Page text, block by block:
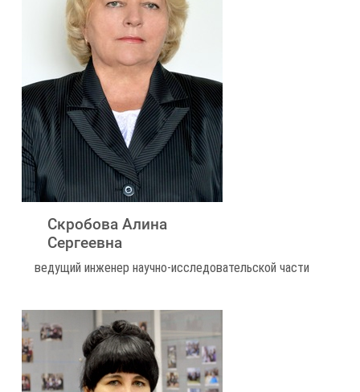
Скробова Алина
Сергеевна
ведущий инженер научно-исследовательской части